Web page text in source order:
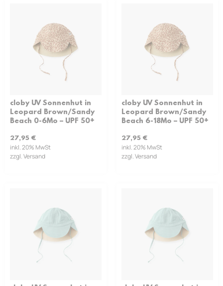
cloby UV Sonnenhut in
Leopard Brown/Sandy
Beach 0-6Mo – UPF 50+
27,95 €
inkl. 20% MwSt
zzgl. Versand
cloby UV Sonnenhut in
Leopard Brown/Sandy
Beach 6-18Mo – UPF 50+
27,95 €
inkl. 20% MwSt
zzgl. Versand